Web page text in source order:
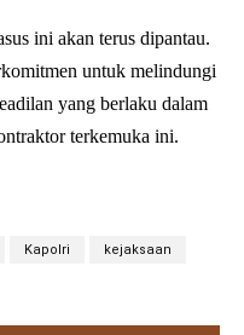
ini akan terus dipantau.
untuk melindungi
yang berlaku dalam
terkemuka ini.
Kapolri kejaksaan